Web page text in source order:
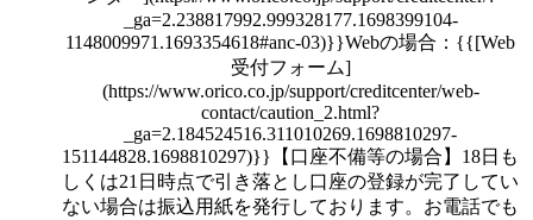
_ga=2.238817992.999328177.1698399104-
1148009971.1693354618#anc-03)}}Webの場合：{{[Web
受付フォーム]
(https://www.orico.co.jp/support/creditcenter/web-
contact/caution_2.html?
_ga=2.184524516.311010269.1698810297-
151144828.1698810297)}}【口座不備等の場合】18日も
しくは21日時点で引き落とし口座の登録が完了してい
ない場合は振込用紙を発行しております。お電話でも